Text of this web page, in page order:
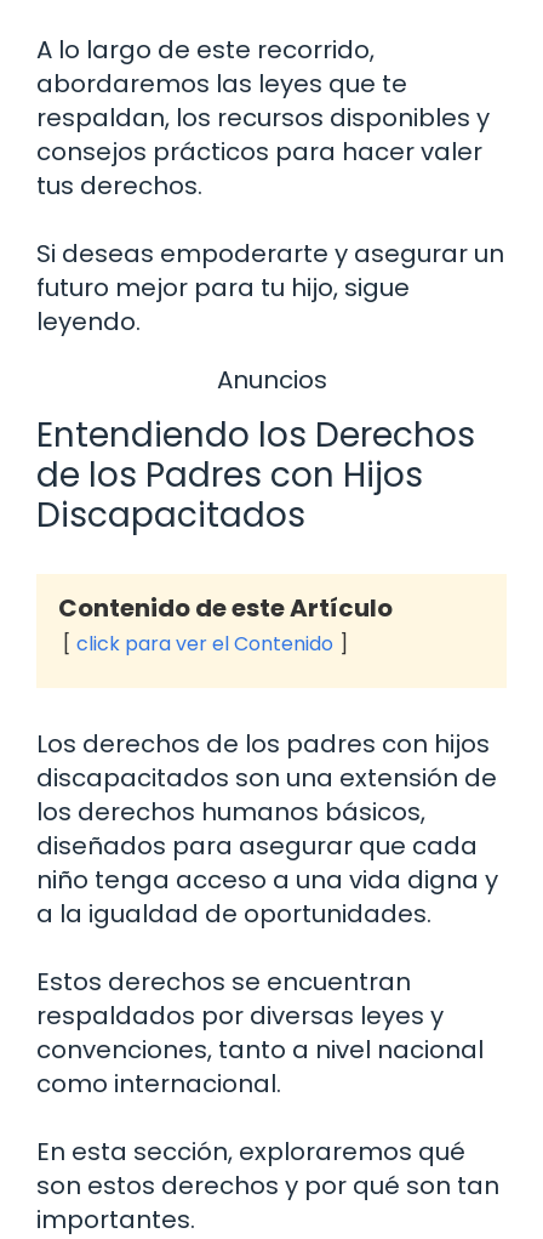
A lo largo de este recorrido,
abordaremos las leyes que te
respaldan, los recursos disponibles y
consejos prácticos para hacer valer
tus derechos.
Si deseas empoderarte y asegurar un
futuro mejor para tu hijo, sigue
leyendo.
Anuncios
Entendiendo los Derechos
de los Padres con Hijos
Discapacitados
Contenido de este Artículo
click para ver el Contenido
Los derechos de los padres con hijos
discapacitados son una extensión de
los derechos humanos básicos,
diseñados para asegurar que cada
niño tenga acceso a una vida digna y
a la igualdad de oportunidades.
Estos derechos se encuentran
respaldados por diversas leyes y
convenciones, tanto a nivel nacional
como internacional.
En esta sección, exploraremos qué
son estos derechos y por qué son tan
importantes.